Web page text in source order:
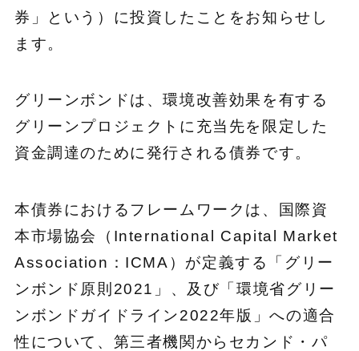
券」という）に投資したことをお知らせし
ます。
グリーンボンドは、環境改善効果を有する
グリーンプロジェクトに充当先を限定した
資金調達のために発行される債券です。
本債券におけるフレームワークは、国際資
本市場協会（International Capital Market
Association：ICMA）が定義する「グリー
ンボンド原則2021」、及び「環境省グリー
ンボンドガイドライン2022年版」への適合
性について、第三者機関からセカンド・パ